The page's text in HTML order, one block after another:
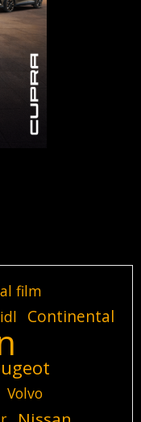
film
Continental
Volvo